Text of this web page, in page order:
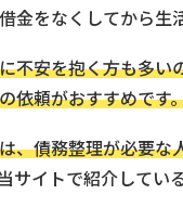
金をなくしてから生
不安を抱く方も多
依頼がおすすめです
、債務整理が必要
サイトで紹介してい